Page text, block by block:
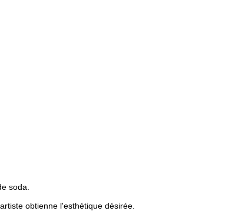
soda.
obtienne l'esthétique désirée.